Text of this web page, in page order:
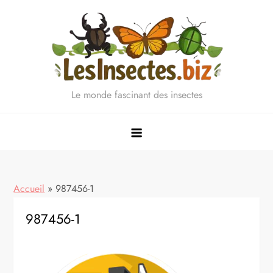
Le monde fascinant des insectes
Accueil » 987456-1
987456-1